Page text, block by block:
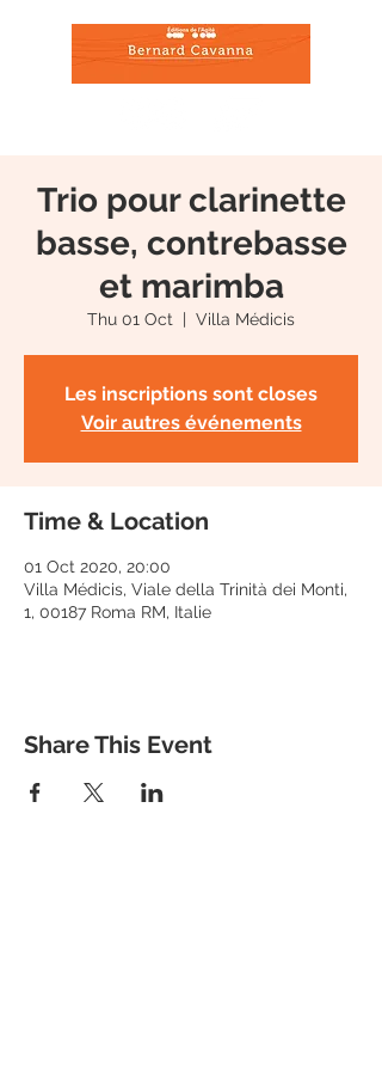
Trio pour clarinette
basse, contrebasse
et marimba
Thu 01 Oct
  |
Villa Médicis
Les inscriptions sont closes
Voir autres événements
Time & Location
01 Oct 2020, 20:00
Villa Médicis, Viale della Trinità dei Monti,
1, 00187 Roma RM, Italie
Share This Event